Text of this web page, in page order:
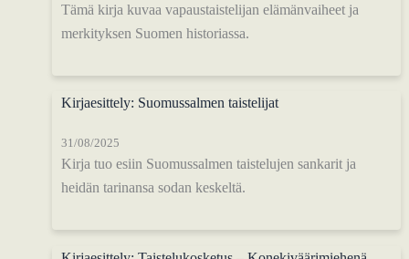
Tämä kirja kuvaa vapaustaistelijan elämänvaiheet ja
merkityksen Suomen historiassa.
Kirjaesittely: Suomussalmen taistelijat
31/08/2025
Kirja tuo esiin Suomussalmen taistelujen sankarit ja
heidän tarinansa sodan keskeltä.